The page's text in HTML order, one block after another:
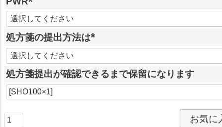
(
必
須
)
処方箋の提出方法は
(
必
須
)
処方箋提出が確認できるまで保留になります
お気に